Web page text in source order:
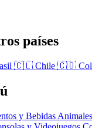
países
🇨🇱 Chile 🇨🇴
y Bebidas